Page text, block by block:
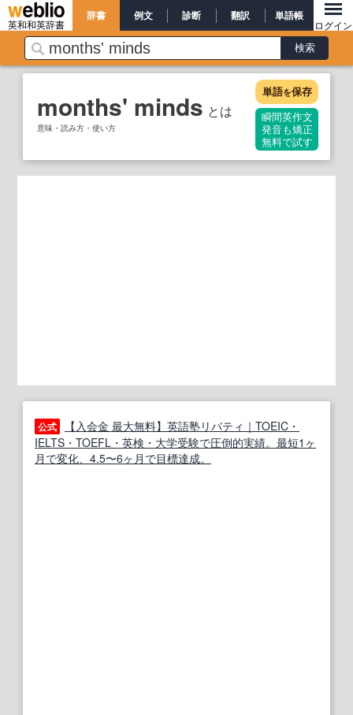
英和和英辞書
辞書 例文 診断 翻訳 単語帳
ログイン
months' minds とは
意味・読み方・使い方
単語を保存
瞬間英作文
発音も矯正
無料で試す
公式
【入会金 最大無料】英語塾リバティ｜TOEIC・
IELTS・TOEFL・英検・大学受験で圧倒的実績。最短1ヶ
月で変化、4.5〜6ヶ月で目標達成。